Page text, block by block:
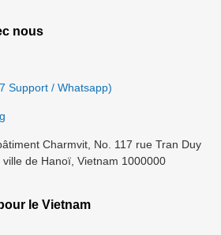
nous
Support / Whatsapp)
Charmvit, No. 117 rue Tran Duy
de Hanoï, Vietnam 1000000
le Vietnam